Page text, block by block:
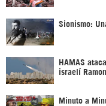
Sionismo:
HAMAS
israelí Ramon
Minuto a